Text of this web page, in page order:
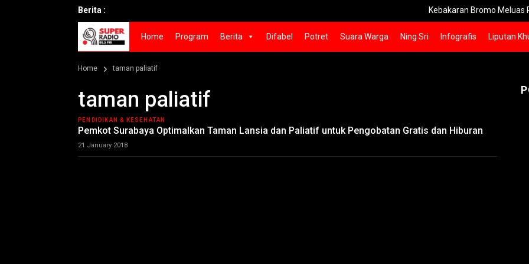
Berita : Kebakaran Bromo Meluas
Home Program Berita Difabel Potret Suara Warga Ning Sri Infografis Liputan
Home taman paliatif
taman paliatif
PENDIDIKAN & KESEHATAN
Pemkot Surabaya Optimalkan Taman Lansia dan Paliatif untuk Pengobatan Gratis dan Hiburan
21 January 2018